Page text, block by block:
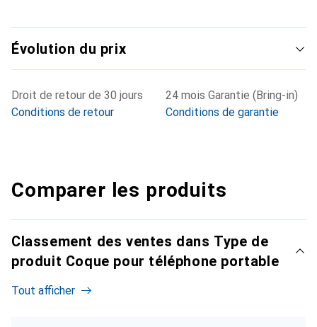
Évolution du prix
Droit de retour de 30 jours
Conditions de retour
24 mois Garantie (Bring-in)
Conditions de garantie
Comparer les produits
Classement des ventes dans Type de
produit Coque pour téléphone portable
Tout afficher